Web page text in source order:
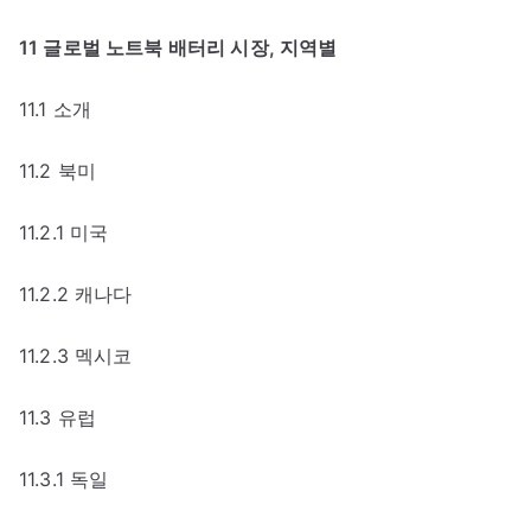
11 글로벌 노트북 배터리 시장, 지역별
11.1 소개
11.2 북미
11.2.1 미국
11.2.2 캐나다
11.2.3 멕시코
11.3 유럽
11.3.1 독일